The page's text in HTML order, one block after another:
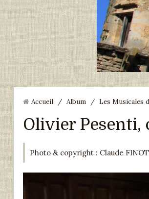
Accueil / Album / Les Musicales
Olivier Pesenti,
Photo & copyright : Claude FINOT